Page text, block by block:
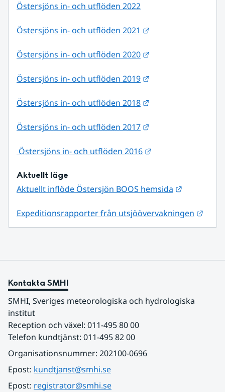
Östersjöns in- och utflöden 2022
Östersjöns in- och utflöden 2021
Östersjöns in- och utflöden 2020
Östersjöns in- och utflöden 2019
Östersjöns in- och utflöden 2018
Östersjöns in- och utflöden 2017
Östersjöns in- och utflöden 2016
Aktuellt läge
Aktuellt inflöde Östersjön BOOS hemsida
Expeditionsrapporter från utsjöövervakningen
Kontakta SMHI
SMHI, Sveriges meteorologiska och hydrologiska
institut
Reception och växel: 011-495 80 00
Telefon kundtjänst: 011-495 82 00
Organisationsnummer: 202100-0696
Epost: kundtjanst@smhi.se
Epost: registrator@smhi.se